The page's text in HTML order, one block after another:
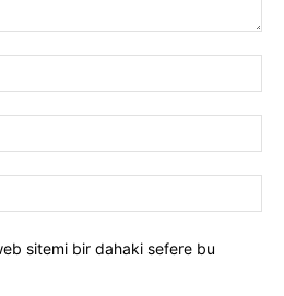
sitemi bir dahaki sefere bu